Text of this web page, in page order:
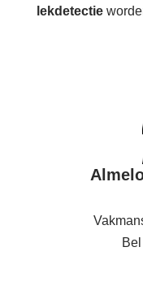
lekdetectie